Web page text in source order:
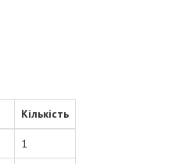
Кількість
1